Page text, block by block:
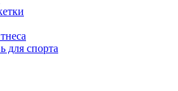
для спорта